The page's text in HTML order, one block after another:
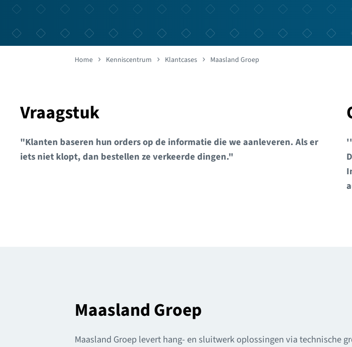
Home Kenniscentrum Klantcases Maasland Groep
Vraagstuk
"Klanten baseren hun orders op de informatie die we aanleveren. Als er
iets niet klopt, dan bestellen ze verkeerde dingen."
Maasland Groep
Maasland Groep levert hang- en sluitwerk oplossingen via technische